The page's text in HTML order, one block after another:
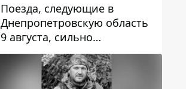
Поезда, следующие в
Днепропетровскую область
9 августа, сильно
задерживаются